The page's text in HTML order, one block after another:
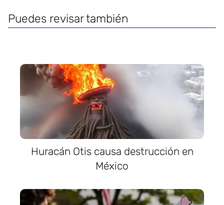
Puedes revisar también
Huracán Otis causa destrucción en
México